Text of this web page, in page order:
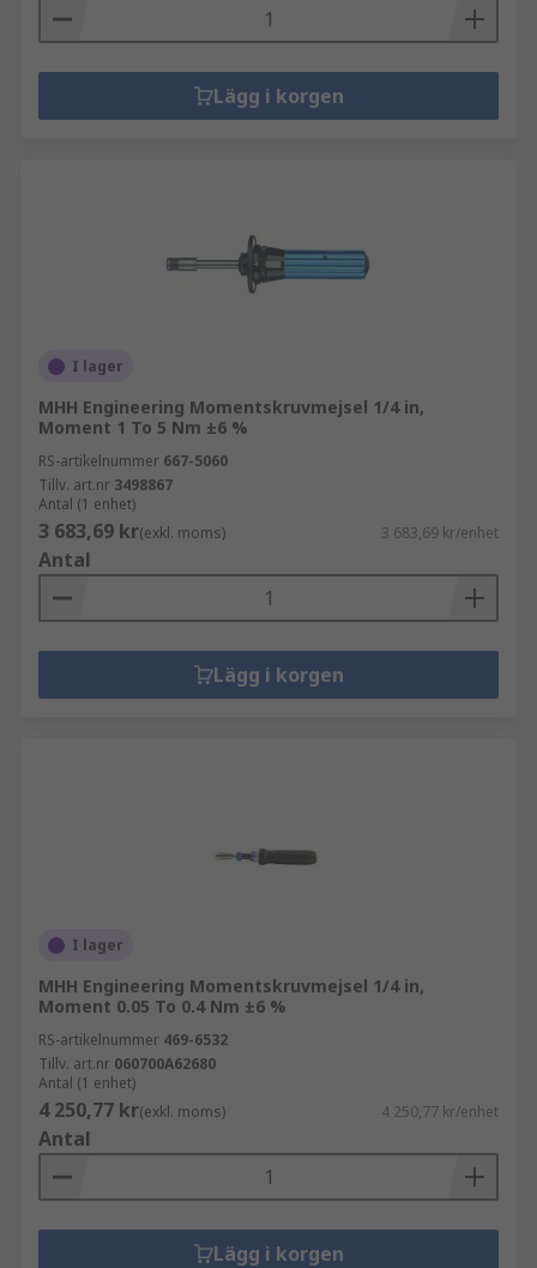
Lägg i korgen
I lager
MHH Engineering Momentskruvmejsel 1/4 in,
Moment 1 To 5 Nm ±6 %
RS-artikelnummer 667-5060
Tillv. art.nr 3498867
Antal (1 enhet)
3 683,69 kr(exkl. moms) 3 683,69 kr/enhet
Antal
Lägg i korgen
I lager
MHH Engineering Momentskruvmejsel 1/4 in,
Moment 0.05 To 0.4 Nm ±6 %
RS-artikelnummer 469-6532
Tillv. art.nr 060700A62680
Antal (1 enhet)
4 250,77 kr(exkl. moms) 4 250,77 kr/enhet
Antal
Lägg i korgen